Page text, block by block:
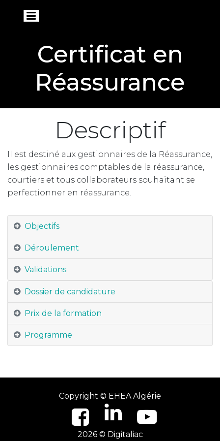
Certificat en
Réassurance
Descriptif
Il est destiné aux gestionnaires de la Réassurance,
les gestionnaires comptables de la réassurance,
courtiers et tous collaborateurs souhaitant se
perfectionner en réassurance.
Objectifs
Déroulement
Validations
Dossier de candidature
Prix de la formation
Programme
Copyright © EHEA Algérie
2026 © Digitaliac